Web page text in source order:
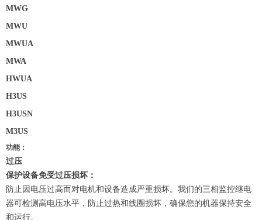
MWG
MWU
MWUA
MWA
HWUA
H3US
H3USN
M3US
功能：
过压
保护设备免受过压损坏：
防止因电压过高而对电机和设备造成严重损坏。我们的三相监控继电
器可检测高电压水平，防止过热和线圈损坏，确保您的机器保持安全
和运行。